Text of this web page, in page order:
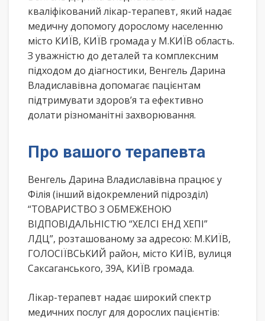
кваліфікований лікар-терапевт, який надає
медичну допомогу дорослому населенню
місто КИЇВ, КИЇВ громада у М.КИЇВ область.
З уважністю до деталей та комплексним
підходом до діагностики, Венгель Дарина
Владиславівна допомагає пацієнтам
підтримувати здоров’я та ефективно
долати різноманітні захворювання.
Про вашого терапевта
Венгель Дарина Владиславівна працює у
Філія (інший відокремлений підрозділ)
“ТОВАРИСТВО З ОБМЕЖЕНОЮ
ВІДПОВІДАЛЬНІСТЮ “ХЕЛСІ ЕНД ХЕПІ”
ЛДЦ”, розташованому за адресою: М.КИЇВ,
ГОЛОСІЇВСЬКИЙ район, місто КИЇВ, вулиця
Саксаганського, 39А, КИЇВ громада.
Лікар-терапевт надає широкий спектр
медичних послуг для дорослих пацієнтів: